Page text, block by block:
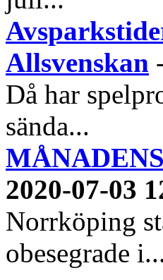
Allsvenskan
Då har
sända...
2020-07-03
Norrköping
obesegrade